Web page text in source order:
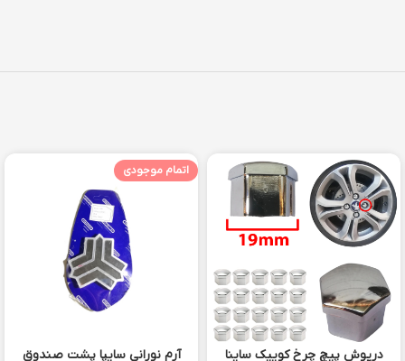
درپوش پیچ چرخ کوییک ساینا
اتمام موجودی
آرم نورانی سایپا پشت صندوق